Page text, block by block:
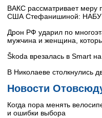
ВАКС рассматривает меру
США Стефанишиной: НАБУ
Дрон РФ ударил по
мужчина и женщина,
Škoda врезалась в Smart
В Николаеве столкнулись
Новости
Когда пора менять
и ошибки выбора